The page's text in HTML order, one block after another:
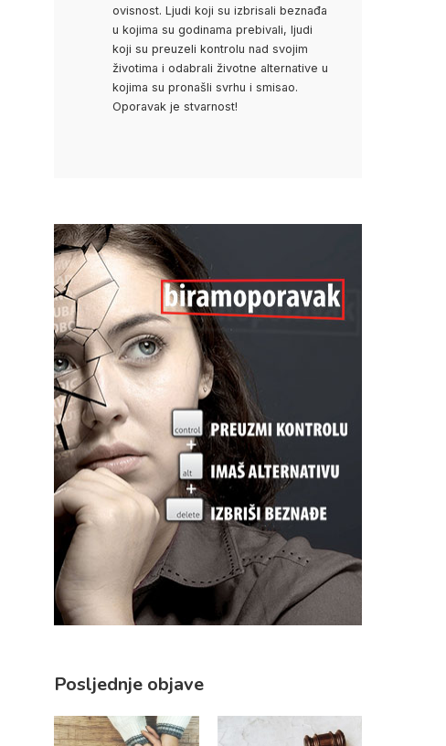
ovisnost. Ljudi koji su izbrisali beznađa
u kojima su godinama prebivali, ljudi
koji su preuzeli kontrolu nad svojim
životima i odabrali životne alternative u
kojima su pronašli svrhu i smisao.
Oporavak je stvarnost!
Posljednje objave